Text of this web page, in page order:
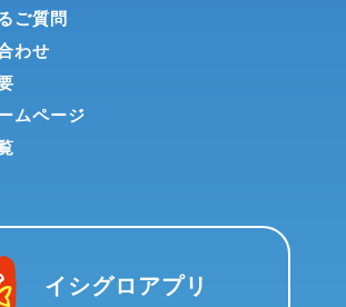
ご質問
わせ
ムページ
イシグロアプリ